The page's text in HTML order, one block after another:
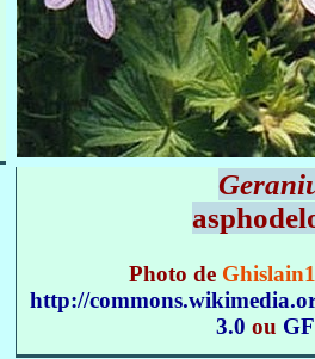
Photo de
http://
3.0 ou